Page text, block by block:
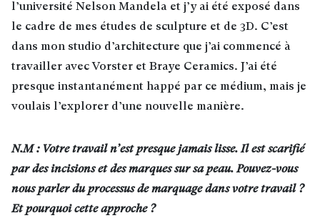
l’université Nelson Mandela et j’y ai été exposé dans
le cadre de mes études de sculpture et de 3D. C’est
dans mon studio d’architecture que j’ai commencé à
travailler avec Vorster et Braye Ceramics. J’ai été
presque instantanément happé par ce médium, mais je
voulais l’explorer d’une nouvelle manière.
N.M : Votre travail n’est presque jamais lisse. Il est scarifié
par des incisions et des marques sur sa peau. Pouvez-vous
nous parler du processus de marquage dans votre travail ?
Et pourquoi cette approche ?